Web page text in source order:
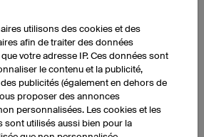
utilisons des cookies et des
afin de traiter des données
votre adresse IP. Ces données sont
le contenu et la publicité,
publicités (également en dehors de
proposer des annonces
personnalisées. Les cookies et les
sont utilisés aussi bien pour la